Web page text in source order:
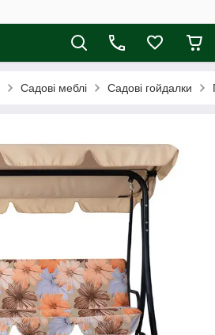
Садові меблі Садові гойдалки